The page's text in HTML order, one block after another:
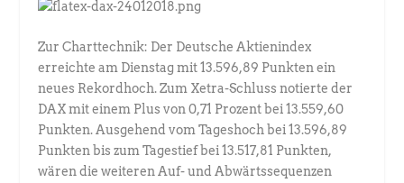
Zur Charttechnik: Der Deutsche Aktienindex
erreichte am Dienstag mit 13.596,89 Punkten ein
neues Rekordhoch. Zum Xetra-Schluss notierte der
DAX mit einem Plus von 0,71 Prozent bei 13.559,60
Punkten. Ausgehend vom Tageshoch bei 13.596,89
Punkten bis zum Tagestief bei 13.517,81 Punkten,
wären die weiteren Auf- und Abwärtssequenzen